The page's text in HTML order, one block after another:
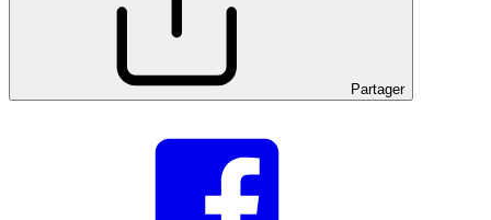
Partager